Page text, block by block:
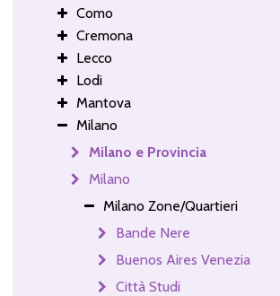
Como
Cremona
Lecco
Lodi
Mantova
Milano
Milano e Provincia
Milano
Milano Zone/Quartieri
Bande Nere
Buenos Aires Venezia
Città Studi